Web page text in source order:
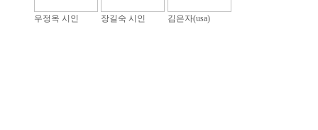
우정옥 시인 장길숙 시인 김은자(usa)